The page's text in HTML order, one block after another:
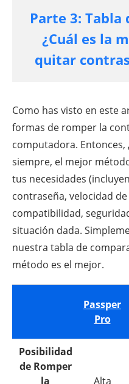
Parte 3:
¿Cuál es la
quitar
Como has visto en este
formas de romper la
computadora. Entonces,
siempre, el mejor
tus necesidades
contraseña, velocidad
compatibilidad,
situación dada.
nuestra tabla de
método es el mejor.
Passper
Pro
Posibilidad
de Romper
la
Alta